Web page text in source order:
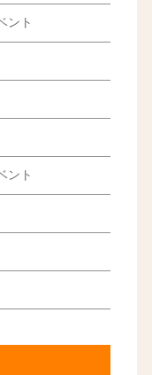
ント
ント